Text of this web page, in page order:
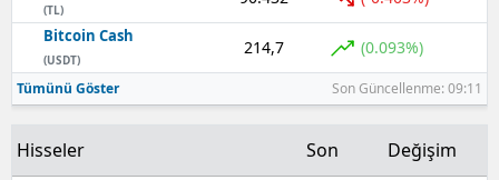
Kayseri
Kırklareli
Kırşehir
Kocaeli
(TL)
Bitcoin Cash
(USDT)
214,7 (0.093%)
Tümünü Göster Son Güncellenme: 09:11
Hisseler Son Değişim